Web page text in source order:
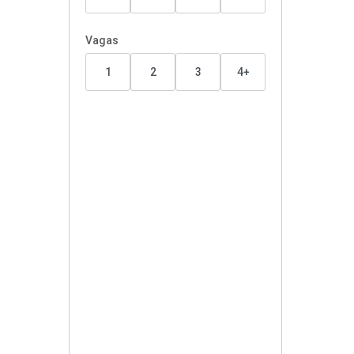
Vagas
1 2 3 4+